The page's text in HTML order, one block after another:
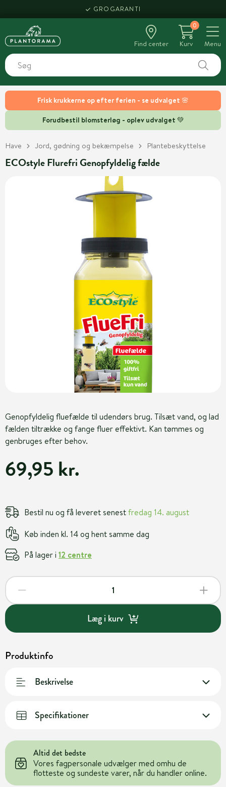
Frisk krukkerne op efter ferien - se udvalget 🌸
Forudbestil blomsterløg - oplev udvalget 💚
GROGARANTI
Find center
0
Kurv
Menu
Have Jord, gødning og bekæmpelse Plantebeskyttelse
ECOstyle Flurefri Genopfyldelig fælde
Genopfyldelig fluefælde til udendørs brug. Tilsæt vand, og lad
fælden tiltrække og fange fluer effektivt. Kan tømmes og
genbruges efter behov.
69,95 kr.
Bestil nu og få leveret senestfredag 14. august
Køb inden kl. 14 og hent samme dag
På lager i 12 centre
Læg i kurv
Produktinfo
Beskrivelse
Specifikationer
Altid det bedste
Vores fagpersonale udvælger med omhu de
flotteste og sundeste varer, når du handler online.